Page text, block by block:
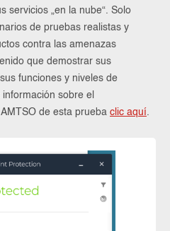
servicios „en la nube“. Solo
de pruebas realistas y
contra las amenazas
que demostrar sus
funciones y niveles de
sobre el
de esta prueba clic aquí.